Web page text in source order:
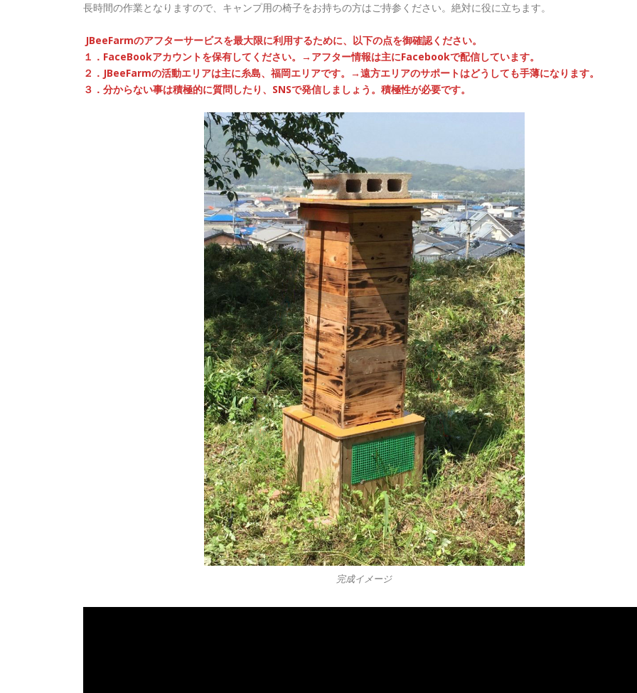
長時間の作業となりますので、キャンプ用の椅子をお持ちの方はご持参ください。絶対に役に立ちます。
JBeeFarmのアフターサービスを最大限に利用するために、以下の点を御確認ください。
１．FaceBookアカウントを保有してください。→アフター情報は主にFacebookで配信しています。
２．JBeeFarmの活動エリアは主に糸島、福岡エリアです。→遠方エリアのサポートはどうしても手薄になります。
３．分からない事は積極的に質問したり、SNSで発信しましょう。積極性が必要です。
完成イメージ